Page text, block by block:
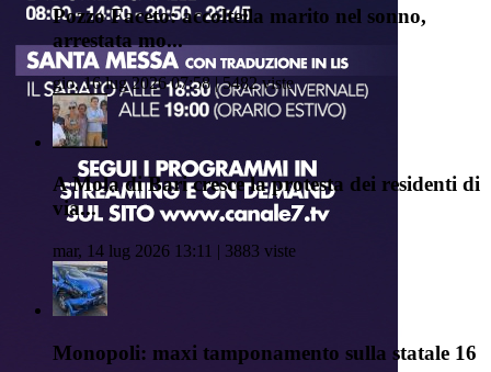
Pozzo Faceto: accoltella marito nel sonno,
arrestata mo...
gio, 16 lug 2026 07:58 | 5482 viste
A Mola di Bari cresce la protesta dei residenti di
via...
mar, 14 lug 2026 13:11 | 3883 viste
Monopoli: maxi tamponamento sulla statale 16